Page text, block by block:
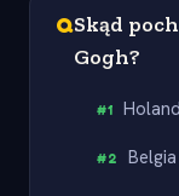
QSkąd
Gogh?
#1
#2 Belgia